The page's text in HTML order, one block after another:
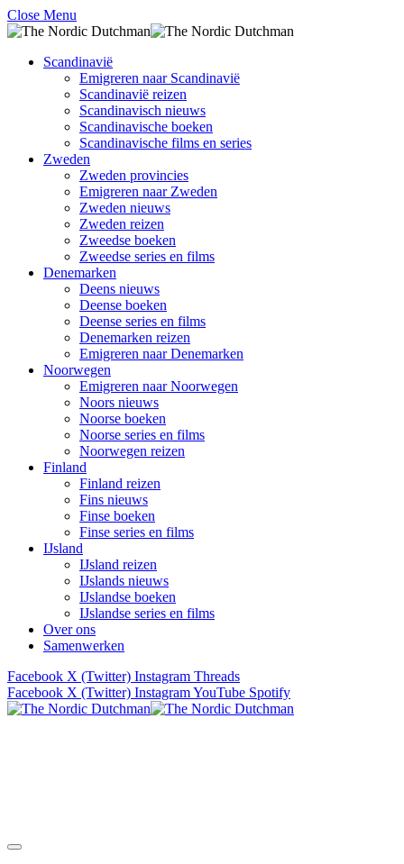
Close Menu
Scandinavië
Emigreren naar Scandinavië
Scandinavië reizen
Scandinavisch nieuws
Scandinavische boeken
Scandinavische films en series
Zweden
Zweden provincies
Emigreren naar Zweden
Zweden nieuws
Zweden reizen
Zweedse boeken
Zweedse series en films
Denemarken
Deens nieuws
Deense boeken
Deense series en films
Denemarken reizen
Emigreren naar Denemarken
Noorwegen
Emigreren naar Noorwegen
Noors nieuws
Noorse boeken
Noorse series en films
Noorwegen reizen
Finland
Finland reizen
Fins nieuws
Finse boeken
Finse series en films
IJsland
IJsland reizen
IJslands nieuws
IJslandse boeken
IJslandse series en films
Over ons
Samenwerken
Facebook X (Twitter) Instagram Threads
Facebook X (Twitter) InstagramYouTube Spotify